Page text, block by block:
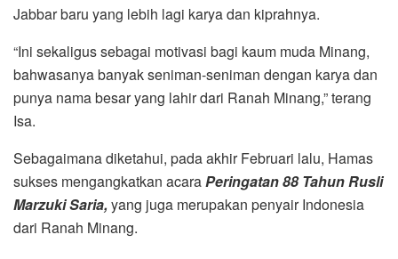
Jabbar baru yang lebih lagi karya dan kiprahnya.
“Ini sekaligus sebagai motivasi bagi kaum muda Minang,
bahwasanya banyak seniman-seniman dengan karya dan
punya nama besar yang lahir dari Ranah Minang,” terang
Isa.
Sebagaimana diketahui, pada akhir Februari lalu, Hamas
sukses mengangkatkan acaraPeringatan 88 Tahun Rusli
Marzuki Saria, yang juga merupakan penyair Indonesia
dari Ranah Minang.